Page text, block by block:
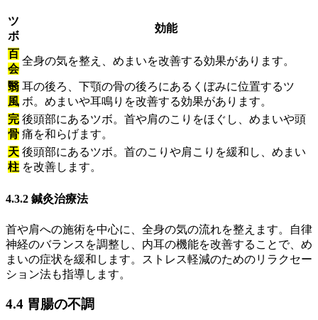
ツ
ボ
効能
百
会
全身の気を整え、めまいを改善する効果があります。
翳
風
耳の後ろ、下顎の骨の後ろにあるくぼみに位置するツ
ボ。めまいや耳鳴りを改善する効果があります。
完
骨
後頭部にあるツボ。首や肩のこりをほぐし、めまいや頭
痛を和らげます。
天
柱
後頭部にあるツボ。首のこりや肩こりを緩和し、めまい
を改善します。
4.3.2 鍼灸治療法
首や肩への施術を中心に、全身の気の流れを整えます。自律
神経のバランスを調整し、内耳の機能を改善することで、め
まいの症状を緩和します。ストレス軽減のためのリラクセー
ション法も指導します。
4.4 胃腸の不調